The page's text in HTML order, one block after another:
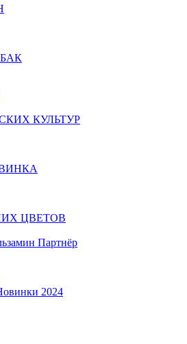
КУЛЬТУР
ЦВЕТОВ
Партнёр
2024